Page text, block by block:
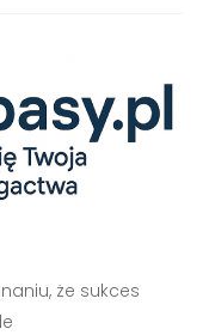
że sukces